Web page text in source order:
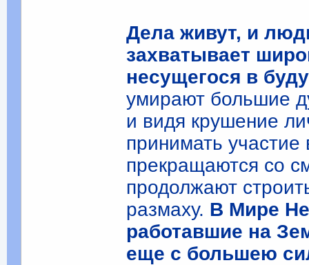
Дела живут, и
захватывает
несущегося в
умирают большие
и видя крушение
принимать
прекращаются со
продолжают
размаху. В Мире
работавшие на
еще с большею